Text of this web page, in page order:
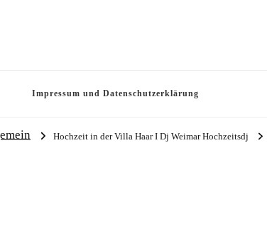
Impressum und Datenschutzerklärung
Hochzeit in der Villa Haar I Dj Weimar Hochzeitsdj